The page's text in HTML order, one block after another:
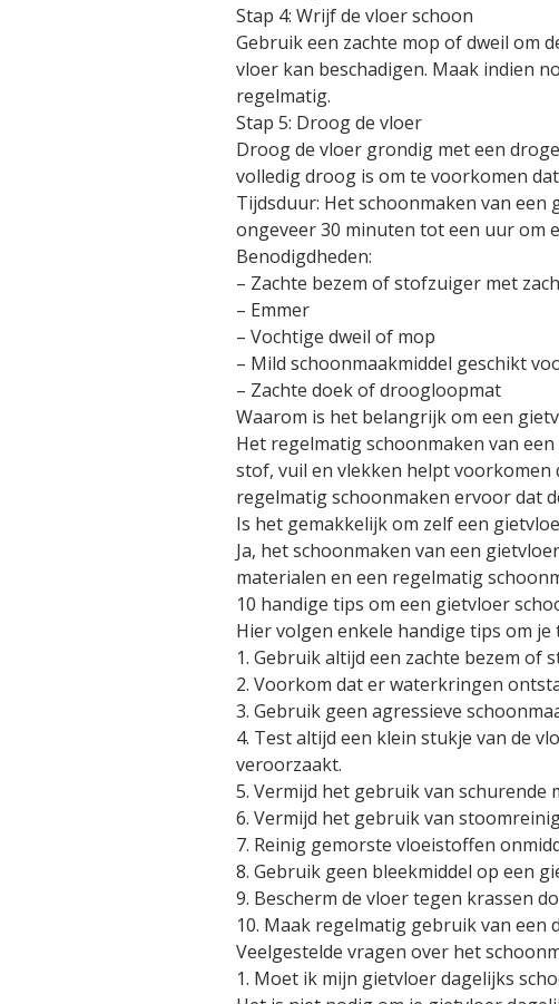
Stap 4: Wrijf de vloer schoon
Gebruik een zachte mop of dweil om
vloer kan beschadigen. Maak indien
regelmatig.
Stap 5: Droog de vloer
Droog de vloer grondig met een
volledig droog is om te voorkomen
Tijdsduur: Het schoonmaken van
ongeveer 30 minuten tot een uur om
Benodigdheden:
– Zachte bezem of stofzuiger met
– Emmer
– Vochtige dweil of mop
– Mild schoonmaakmiddel geschikt
– Zachte doek of droogloopmat
Waarom is het belangrijk om een
Het regelmatig schoonmaken van
stof, vuil en vlekken helpt voorkomen
regelmatig schoonmaken ervoor dat
Is het gemakkelijk om zelf een
Ja, het schoonmaken van een
materialen en een regelmatig
10 handige tips om een gietvloer
Hier volgen enkele handige tips om
1. Gebruik altijd een zachte bezem
2. Voorkom dat er waterkringen
3. Gebruik geen agressieve
4. Test altijd een klein stukje van de
veroorzaakt.
5. Vermijd het gebruik van
6. Vermijd het gebruik van
7. Reinig gemorste vloeistoffen
8. Gebruik geen bleekmiddel op een
9. Bescherm de vloer tegen krassen
10. Maak regelmatig gebruik van
Veelgestelde vragen over het
1. Moet ik mijn gietvloer dagelijks